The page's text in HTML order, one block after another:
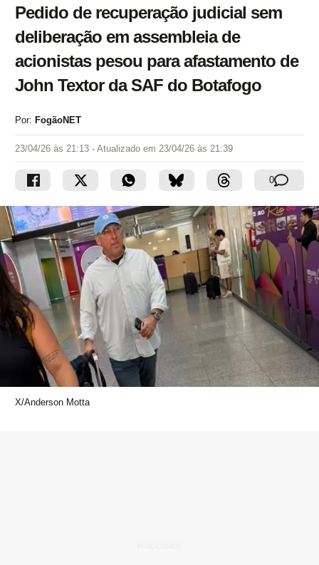
Pedido de recuperação judicial sem
deliberação em assembleia de
acionistas pesou para afastamento de
John Textor da SAF do Botafogo
Por: FogãoNET
23/04/26 às 21:13 - Atualizado em 23/04/26 às 21:39
0
X/Anderson Motta